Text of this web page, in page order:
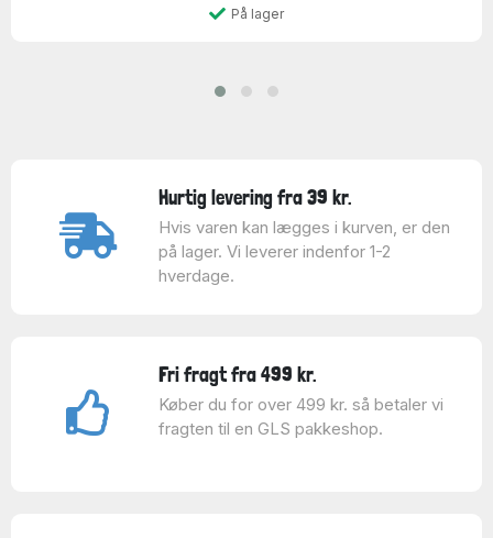
På lager
Hurtig levering fra 39 kr.
Hvis varen kan lægges i kurven, er den
på lager. Vi leverer indenfor 1-2
hverdage.
Fri fragt fra 499 kr.
Køber du for over 499 kr. så betaler vi
fragten til en GLS pakkeshop.